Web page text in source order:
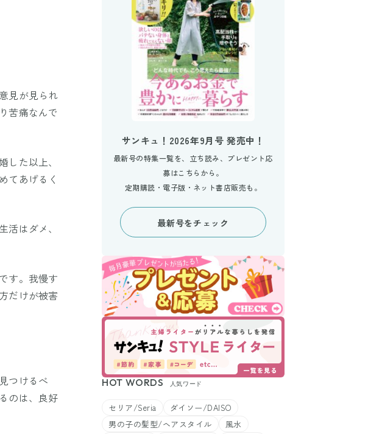
見が見られ
苦痛なんで
た以上、
てあげるく
はダメ、
す。我慢す
だけが被害
つけるべ
のは、良好
サンキュ！2026年9月号 発売中！
最新号の特集一覧を、立ち読み、プレゼント応
募はこちらから。
定期購読・電子版・ネット書店販売も。
最新号をチェック
HOT WORDS 人気ワード
セリア/Seria
ダイソー/DAISO
男の子の髪型/ヘアスタイル
風水